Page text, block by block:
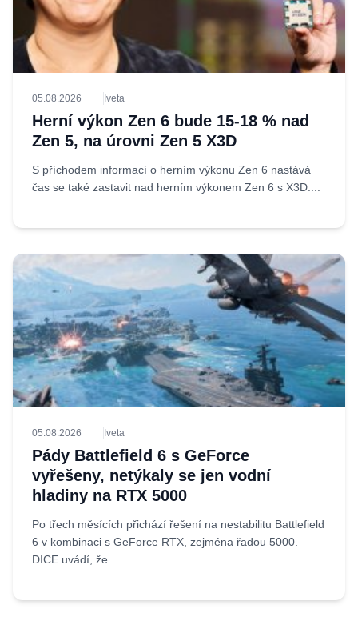
05.08.2026 Iveta
Herní výkon Zen 6 bude 15-18 % nad
Zen 5, na úrovni Zen 5 X3D
S příchodem informací o herním výkonu Zen 6 nastává
čas se také zastavit nad herním výkonem Zen 6 s X3D....
05.08.2026 Iveta
Pády Battlefield 6 s GeForce
vyřešeny, netýkaly se jen vodní
hladiny na RTX 5000
Po třech měsících přichází řešení na nestabilitu Battlefield
6 v kombinaci s GeForce RTX, zejména řadou 5000.
DICE uvádí, že...